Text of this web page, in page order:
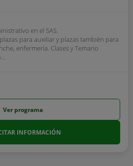
en el SAS.
para auxiliar y plazas también para
enfermería. Clases y Temario
Ver programa
INFORMACIÓN